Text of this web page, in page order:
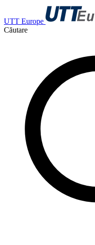
UTT Europe
Căutare